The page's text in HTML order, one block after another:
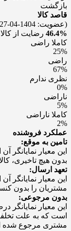
بازگشت
قاصد کالا
(عضویت: 1404-04-27)
46.4% رضایت از کالا
کاملا راضی
25%
راضی
67%
نظری ندارم
0%
ناراضی
5%
کاملا ناراضی
2%
عملکرد فروشنده
تامین به موقع:
این معیار
بدون هیچ تاخیری،
تعهد ارسال:
این معیار
مشتریان را بدون
بدون مرجوعی:
این معیار
است که به علت
مشتری مرجوع